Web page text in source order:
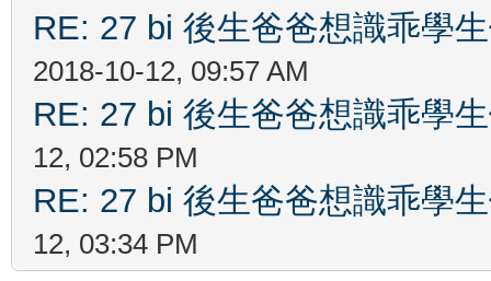
RE: 27 bi 後生爸爸想識乖學
2018-10-12, 09:57 AM
RE: 27 bi 後生爸爸想識乖學
12, 02:58 PM
RE: 27 bi 後生爸爸想識乖學
12, 03:34 PM